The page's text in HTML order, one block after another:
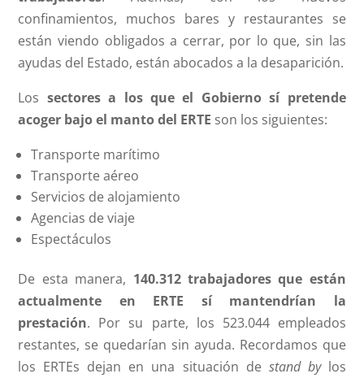
confinamientos, muchos bares y restaurantes se
están viendo obligados a cerrar, por lo que, sin las
ayudas del Estado, están abocados a la desaparición.
Los sectores a los que el Gobierno sí pretende
acoger bajo el manto del ERTE son los siguientes:
Transporte marítimo
Transporte aéreo
Servicios de alojamiento
Agencias de viaje
Espectáculos
De esta manera, 140.312 trabajadores que están
actualmente en ERTE sí mantendrían la
prestación. Por su parte, los 523.044 empleados
restantes, se quedarían sin ayuda. Recordamos que
los ERTEs dejan en una situación de stand bylos